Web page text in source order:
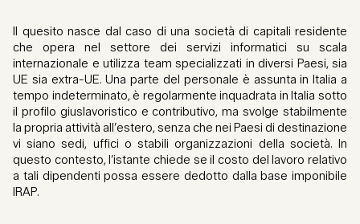
Il quesito nasce dal caso di una società di capitali residente
che opera nel settore dei servizi informatici su scala
internazionale e utilizza team specializzati in diversi Paesi, sia
UE sia extra-UE. Una parte del personale è assunta in Italia a
tempo indeterminato, è regolarmente inquadrata in Italia sotto
il profilo giuslavoristico e contributivo, ma svolge stabilmente
la propria attività all’estero, senza che nei Paesi di destinazione
vi siano sedi, uffici o stabili organizzazioni della società. In
questo contesto, l’istante chiede se il costo del lavoro relativo
a tali dipendenti possa essere dedotto dalla base imponibile
IRAP.